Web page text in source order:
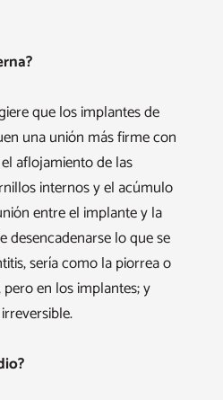
que los implantes de
una unión más firme con
aflojamiento de las
internos y el acúmulo
entre el implante y la
desencadenarse lo que se
sería como la piorrea o
en los implantes; y